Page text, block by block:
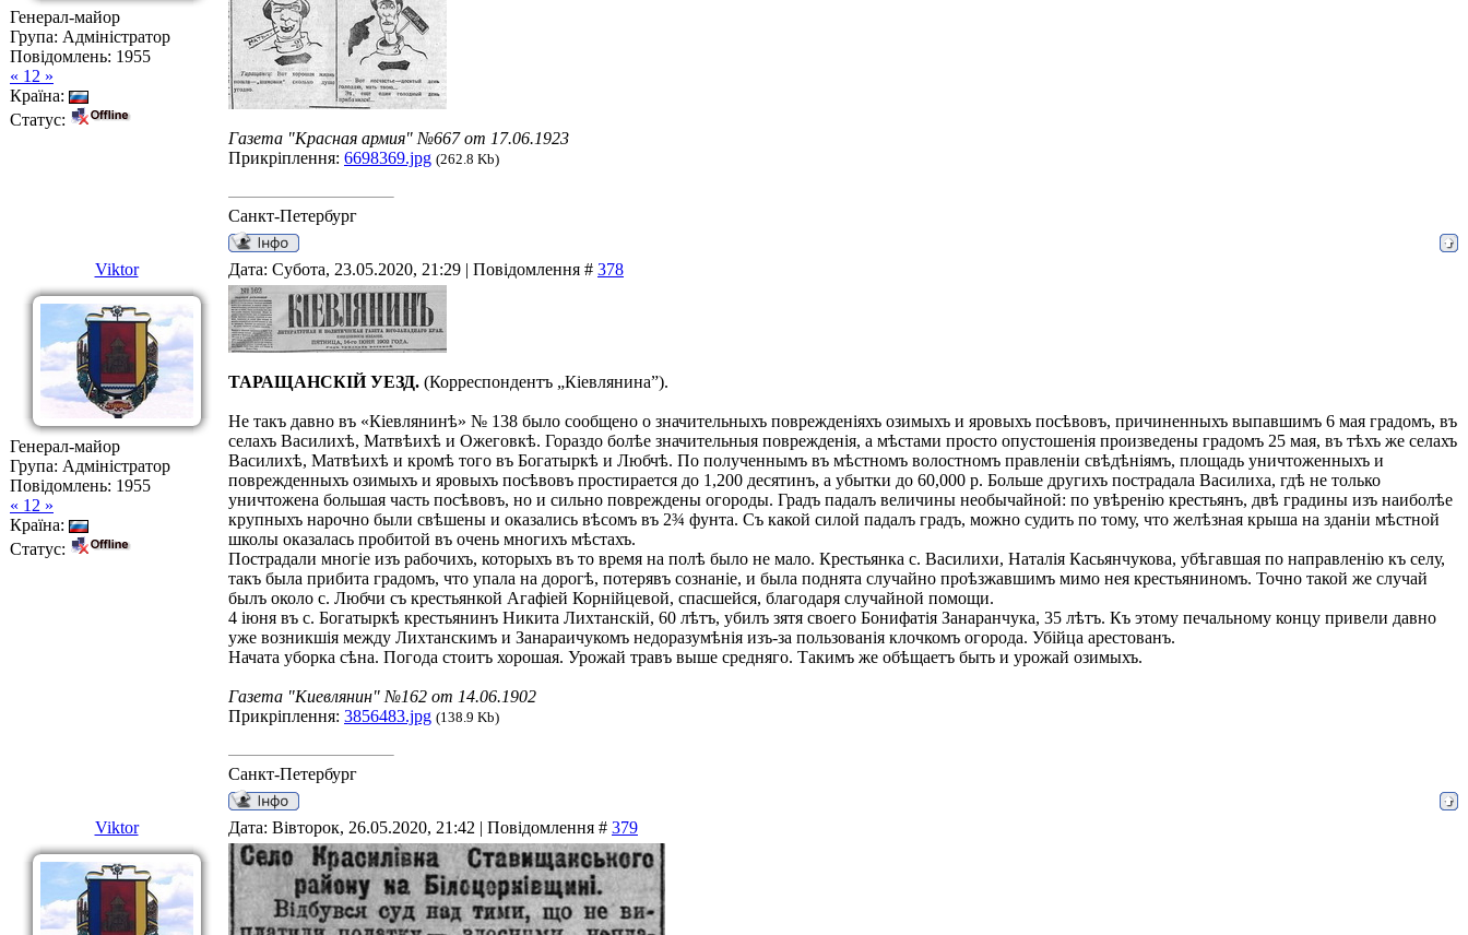
Генерал-майор
Група: Адміністратор
Повідомлень: 1955
« 12 »
Країна:
Статус:
Газета "Красная армия" №667 от 17.06.1923
Прикріплення: 6698369.jpg (262.8 Kb)
Санкт-Петербург
Viktor Дата: Субота, 23.05.2020, 21:29 | Повідомлення # 378
Генерал-майор
Група: Адміністратор
Повідомлень: 1955
« 12 »
Країна:
Статус:
ТАРАЩАНСКІЙ УЕЗД. (Корреспондентъ „Кіевлянина”).
Не такъ давно въ «Кіевлянинѣ» № 138 было сообщено о значительныхъ поврежденіяхъ озимыхъ и яровыхъ посѣвовъ, причиненныхъ выпавшимъ 6 мая градомъ, въ
селахъ Василихѣ, Матвѣихѣ и Ожеговкѣ. Гораздо болѣе значительныя поврежденія, а мѣстами просто опустошенія произведены градомъ 25 мая, въ тѣхъ же селахъ
Василихѣ, Матвѣихѣ и кромѣ того въ Богатыркѣ и Любчѣ. По полученнымъ въ мѣстномъ волостномъ правленіи свѣдѣніямъ, площадь уничтоженныхъ и
поврежденныхъ озимыхъ и яровыхъ посѣвовъ простирается до 1,200 десятинъ, а убытки до 60,000 р. Больше другихъ пострадала Василиха, гдѣ не только
уничтожена большая часть посѣвовъ, но и сильно повреждены огороды. Градъ падалъ величины необычайной: по увѣренію крестьянъ, двѣ градины изъ наиболѣе
крупныхъ нарочно были свѣшены и оказались вѣсомъ въ 2¾ фунта. Съ какой силой падалъ градъ, можно судить по тому, что желѣзная крыша на зданіи мѣстной
школы оказалась пробитой въ очень многихъ мѣстахъ.
Пострадали многіе изъ рабочихъ, которыхъ въ то время на полѣ было не мало. Крестьянка с. Василихи, Наталія Касьянчукова, убѣгавшая по направленію къ селу,
такъ была прибита градомъ, что упала на дорогѣ, потерявъ сознаніе, и была поднята случайно проѣзжавшимъ мимо нея крестьяниномъ. Точно такой же случай
былъ около с. Любчи съ крестьянкой Агафіей Корнійцевой, спасшейся, благодаря случайной помощи.
4 іюня въ с. Богатыркѣ крестьянинъ Никита Лихтанскій, 60 лѣтъ, убилъ зятя своего Бонифатія Занаранчука, 35 лѣтъ. Къ этому печальному концу привели давно
уже возникшія между Лихтанскимъ и Занараичукомъ недоразумѣнія изъ-за пользованія клочкомъ огорода. Убійца арестованъ.
Начата уборка сѣна. Погода стоитъ хорошая. Урожай травъ выше средняго. Такимъ же обѣщаетъ быть и урожай озимыхъ.
Газета "Киевлянин" №162 от 14.06.1902
Прикріплення: 3856483.jpg (138.9 Kb)
Санкт-Петербург
Viktor Дата: Вівторок, 26.05.2020, 21:42 | Повідомлення # 379